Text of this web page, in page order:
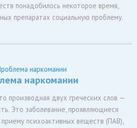
понадобилось некоторое время,
препаратах социальную проблему.
наркомании
производная двух греческих слов —
Это заболевание, проявляющиеся
психоактивных веществ (ПАВ),